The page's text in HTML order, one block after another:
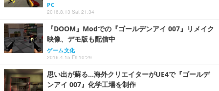
PC
2016.8.13 Sat 21:34
『DOOM』Modでの『ゴールデンアイ 007』リメイク
映像、デモ版も配信中
ゲーム文化
2016.4.15 Fri 10:29
思い出が蘇る…海外クリエイターがUE4で『ゴールデ
ンアイ 007』化学工場を制作